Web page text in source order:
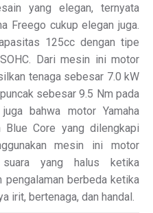
yang elegan, ternyata
Freego cukup elegan juga.
125cc dengan tipe
Dari mesin ini motor
tenaga sebesar 7.0 kW
sebesar 9.5 Nm pada
bahwa motor Yamaha
Blue Core yang dilengkapi
mesin ini motor
yang halus ketika
pengalaman berbeda ketika
irit, bertenaga, dan handal.